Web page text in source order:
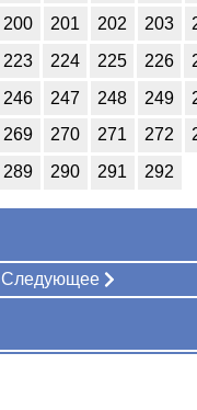
200 201 202 203
223 224 225 226
246 247 248 249
269 270 271 272
289 290 291 292
Следующее